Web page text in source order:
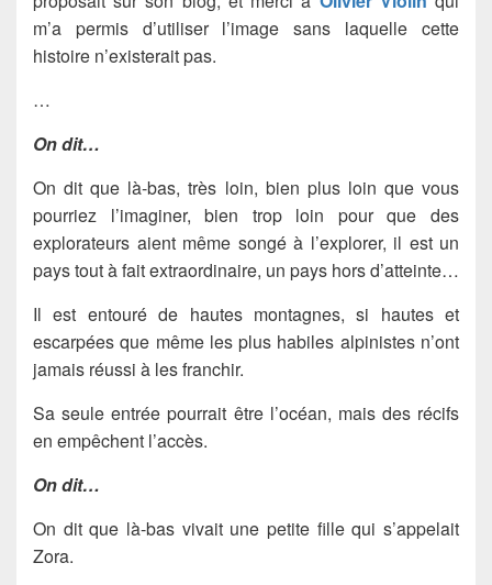
m’a permis d’utiliser l’image sans laquelle cette
histoire n’existerait pas.
…
On dit…
On dit que là-bas, très loin, bien plus loin que vous
pourriez l’imaginer, bien trop loin pour que des
explorateurs aient même songé à l’explorer, il est un
pays tout à fait extraordinaire, un pays hors d’atteinte…
Il est entouré de hautes montagnes, si hautes et
escarpées que même les plus habiles alpinistes n’ont
jamais réussi à les franchir.
Sa seule entrée pourrait être l’océan, mais des récifs
en empêchent l’accès.
On dit…
On dit que là-bas vivait une petite fille qui s’appelait
Zora.